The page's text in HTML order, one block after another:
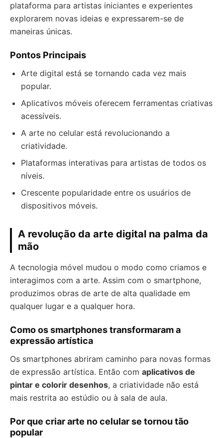
plataforma para artistas iniciantes e experientes
explorarem novas ideias e expressarem-se de
maneiras únicas.
Pontos Principais
Arte digital está se tornando cada vez mais
popular.
Aplicativos móveis oferecem ferramentas criativas
acessíveis.
A arte no celular está revolucionando a
criatividade.
Plataformas interativas para artistas de todos os
níveis.
Crescente popularidade entre os usuários de
dispositivos móveis.
A revolução da arte digital na palma da
mão
A tecnologia móvel mudou o modo como criamos e
interagimos com a arte. Assim com o smartphone,
produzimos obras de arte de alta qualidade em
qualquer lugar e a qualquer hora.
Como os smartphones transformaram a
expressão artística
Os smartphones abriram caminho para novas formas
de expressão artística. Então com aplicativos de
pintar e colorir desenhos, a criatividade não está
mais restrita ao estúdio ou à sala de aula.
Por que criar arte no celular se tornou tão
popular